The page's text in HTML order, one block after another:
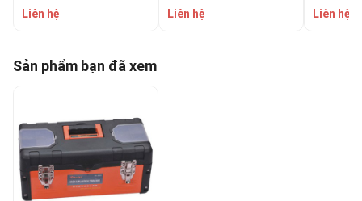
AK-9772
Liên hệ
9830
Liên hệ Liên hệ
Sản phẩm bạn đã xem